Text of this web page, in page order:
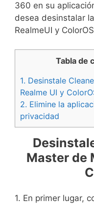
360 en su
desea desinstalar
RealmeUI y
Tabla de
1. Desinstale
Realme UI y
2. Elimine la
privacidad
Master de
1. En primer lugar,